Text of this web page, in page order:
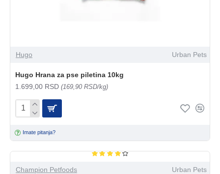
Hugo Urban Pets
Hugo Hrana za pse piletina 10kg
1.699,00 RSD (169,90 RSD/kg)
Imate pitanja?
Champion Petfoods Urban Pets